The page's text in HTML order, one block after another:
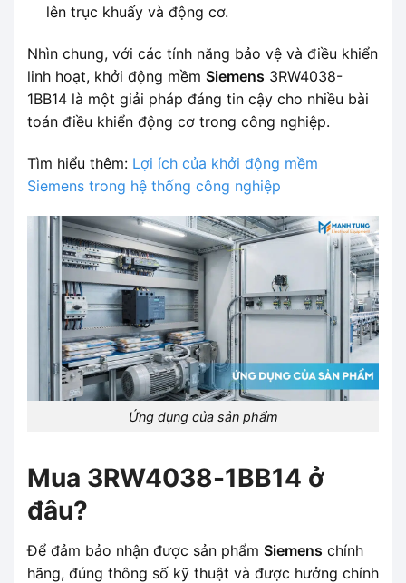
lên trục khuấy và động cơ.
Nhìn chung, với các tính năng bảo vệ và điều khiển
linh hoạt, khởi động mềm Siemens 3RW4038-
1BB14 là một giải pháp đáng tin cậy cho nhiều bài
toán điều khiển động cơ trong công nghiệp.
Tìm hiểu thêm: Lợi ích của khởi động mềm
Siemens trong hệ thống công nghiệp
Ứng dụng của sản phẩm
Mua 3RW4038-1BB14 ở
đâu?
Để đảm bảo nhận được sản phẩm Siemens chính
hãng, đúng thông số kỹ thuật và được hưởng chính